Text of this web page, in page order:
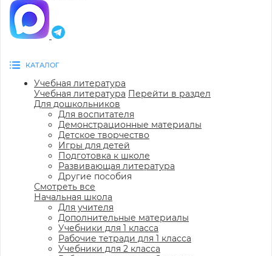
КАТАЛОГ
Учебная литература
Учебная литература Перейти в раздел
Для дошкольников
Для воспитателя
Демонстрационные материалы
Детское творчество
Игры для детей
Подготовка к школе
Развивающая литература
Другие пособия
Смотреть все
Начальная школа
Для учителя
Дополнительные материалы
Учебники для 1 класса
Рабочие тетради для 1 класса
Учебники для 2 класса